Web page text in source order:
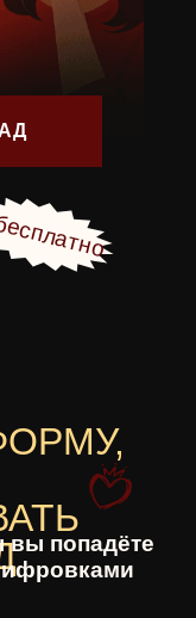
попадёте